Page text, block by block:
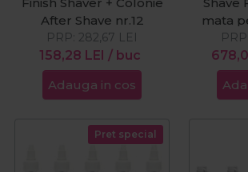
After Shave nr.12
158,28 LEI / buc
PRP: 282,67 LEI
Adauga in cos
mata
Tree
150ml +
din
pieptan
Silver -
cu
PRP:
Pret special